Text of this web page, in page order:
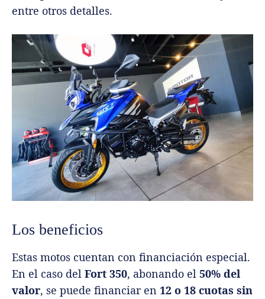
entre otros detalles.
Los beneficios
Estas motos cuentan con financiación especial.
En el caso del Fort 350, abonando el 50% del
valor, se puede financiar en 12 o 18 cuotas sin